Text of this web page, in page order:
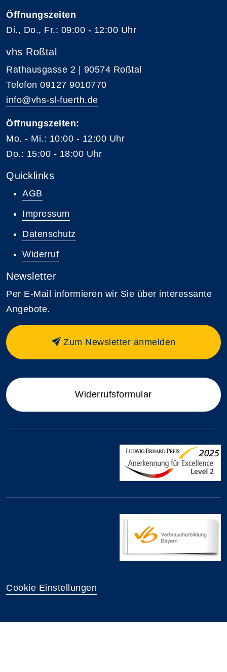
Öffnungszeiten
Di., Do., Fr.: 09:00 - 12:00 Uhr
vhs Roßtal
Rathausgasse 2 | 90574 Roßtal
Telefon 09127 9010770
info@vhs-sl-fuerth.de
Öffnungszeiten:
Mo. - Mi.: 10:00 - 12:00 Uhr
Do.: 15:00 - 18:00 Uhr
Quicklinks
AGB
Impressum
Datenschutz
Widerruf
Newsletter
Per E-Mail informieren wir Sie über interessante
Angebote.
Zum Newsletter anmelden
Widerrufsformular
Cookie Einstellungen